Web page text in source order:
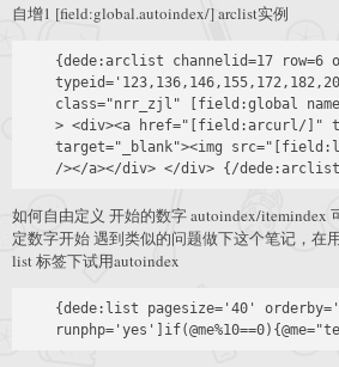
自增1 [field:global.autoindex/] arclist实例
{dede:arclist channelid=17 row=6
class="nrr_zjl" [field:global
> <div><a href="[field:arcurl/]"
target="_blank"><img
如何自由定义 开始的数字 autoindex/itemindex
定数字开始 遇到类似的问题做下这个笔记，在
list 标签下试用autoindex
{dede:list pagesize='40'